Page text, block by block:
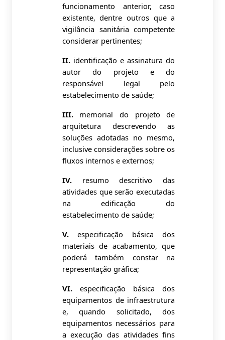
funcionamento anterior, caso
existente, dentre outros que a
vigilância sanitária competente
considerar pertinentes;
II.identificação e assinatura do
autor do projeto e do
responsável legal pelo
estabelecimento de saúde;
III.memorial do projeto de
arquitetura descrevendo as
soluções adotadas no mesmo,
inclusive considerações sobre os
fluxos internos e externos;
IV.resumo descritivo das
atividades que serão executadas
na edificação do
estabelecimento de saúde;
V.especificação básica dos
materiais de acabamento, que
poderá também constar na
representação gráfica;
VI.especificação básica dos
equipamentos de infraestrutura
e, quando solicitado, dos
equipamentos necessários para
a execução das atividades fins